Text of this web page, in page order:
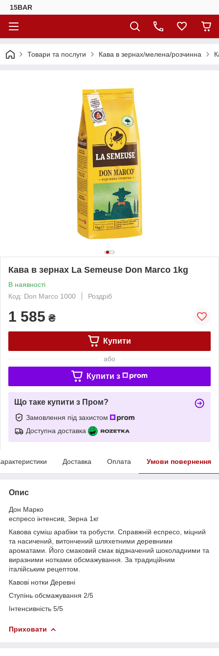
15BAR
Товари та послуги Кава в зернах/мелена/розчинна
Кава в зернах La Semeuse Don Marco 1kg
В наявності
Код: Don Marco 1000
Роздріб
1 585 ₴
Купити
або
Купити з
Що таке купити з Пром?
Замовлення під захистом
Доступна доставка
Доставка Оплата Умови повернення
Опис
Дон Марко
еспресо інтенсив, Зерна 1кг
Кавова суміш арабіки та робусти. Справжній еспресо, міцний
та насичений, витончений шляхетними деревними
ароматами. Його смаковий смак відзначений шоколадними та
виразними нотками обсмажування. За традиційним
італійським рецептом.
Кавові нотки Деревні
Ступінь обсмажування 2/5
Інтенсивність 5/5
Приховати